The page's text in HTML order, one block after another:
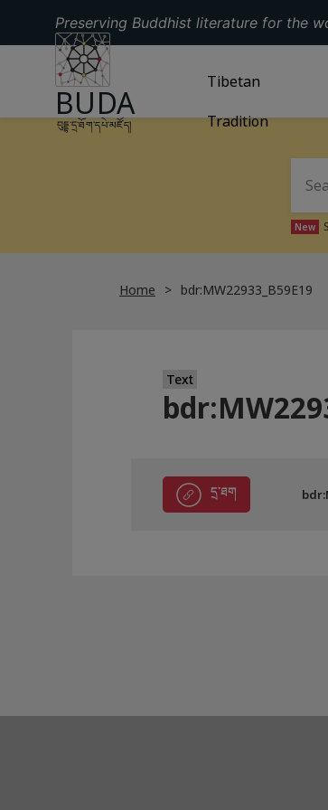
Preserving Buddhist literature for the
GO TO HOMEPAGE
BUDA
བུདྡྷ་དྲ་ཐོག་དཔེ་མཛོད།
GO TOTIBETAN
Tibetan
Tradition
New
Home bdr:MW22933_B59E19
Text
དྲ་ཐག